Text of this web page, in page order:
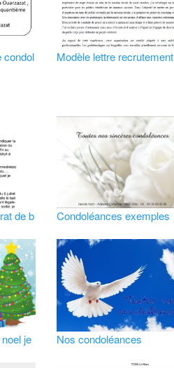
condol
Modèle lettre recrutement
de b
Condoléances exemples
je
Nos condoléances